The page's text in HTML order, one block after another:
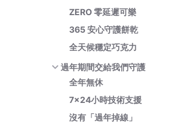
ZERO 零延遲可樂
365 安心守護餅乾
全天候穩定巧克力
過年期間交給我們守護
全年無休
7x24小時技術支援
沒有「過年掉線」